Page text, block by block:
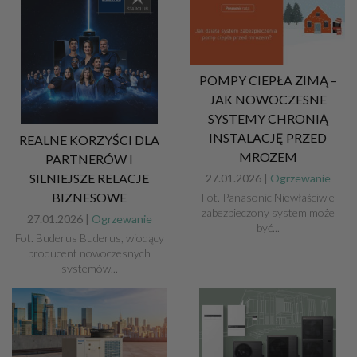
REALNE KORZYŚCI DLA
PARTNERÓW I
SILNIEJSZE RELACJE
BIZNESOWE
27.01.2026 | Ogrzewanie
Fot. Buderus Buderus, wiodący
producent nowoczesnych
systemów...
POMPY CIEPŁA ZIMĄ –
JAK NOWOCZESNE
SYSTEMY CHRONIĄ
INSTALACJĘ PRZED
MROZEM
27.01.2026 | Ogrzewanie
Fot. Panasonic Niewłaściwie
zabezpieczony system może
być...